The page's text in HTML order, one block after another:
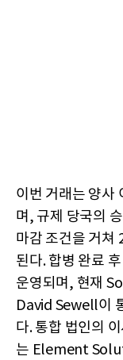
이번 거래는 양사
며, 규제 당국의
마감 조건을 거쳐
된다. 합병 완료
운영되며, 현재
David Sewell이
다. 통합 법인의
는 Element